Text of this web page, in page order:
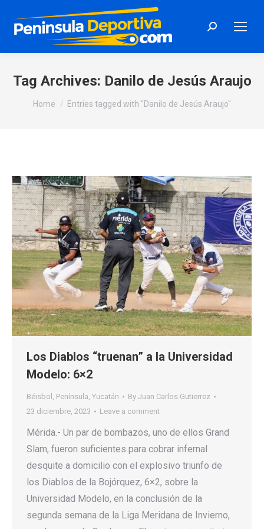
Search:
Tag Archives: Danilo de Jesús Araujo
You are here:
Home Entries tagged with "Danilo de Jesús Araujo"
Los Diablos “truenan” a la Universidad
Modelo: 6×2
Béisbol , Península, Yucatán By Juan Carlos Gutierrez
23 diciembre, 2023
Leave a comment
Mérida.- Un par de bombazos, uno de ellos Grand
Slam, fueron suficientes para cobrar infernal
desquite a domicilio con el explosivo triunfo de
los Diablos de la Bojórquez, 6×2, sobre la
Universidad Modelo, en la conclusión de la
segunda semana de la Liga Meridana de Invierno,